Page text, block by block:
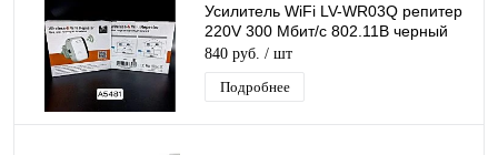
Усилитель WiFi LV-WR03Q репитер
220V 300 Мбит/с 802.11B черный
840 руб. / шт
Подробнее